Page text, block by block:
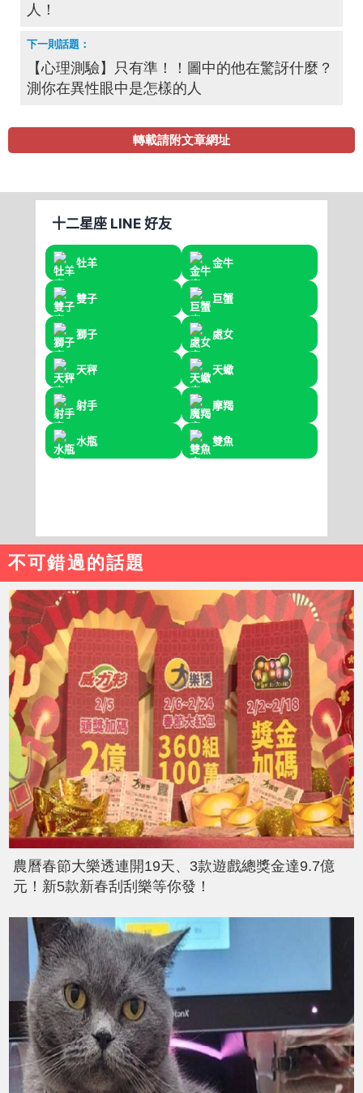
人！
【心理測驗】只有準！！圖中的他在驚訝什麼？
測你在異性眼中是怎樣的人
轉載請附文章網址
不可錯過的話題
農曆春節大樂透連開19天、3款遊戲總獎金達9.7億
元！新5款新春刮刮樂等你發！